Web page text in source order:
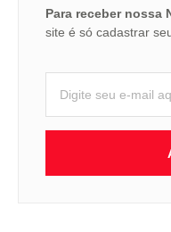
Para receber nossa
site é só cadastrar